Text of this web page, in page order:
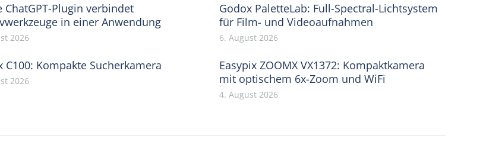
ChatGPT-Plugin verbindet
in einer Anwendung
2026
Godox PaletteLab: Full-Spectral-Lichtsystem
für Film- und Videoaufnahmen
6. August 2026
C100: Kompakte Sucherkamera
2026
Easypix ZOOMX VX1372: Kompaktkamera
mit optischem 6x-Zoom und WiFi
4. August 2026